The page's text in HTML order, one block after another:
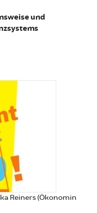
und
Reiners (Ökonomin